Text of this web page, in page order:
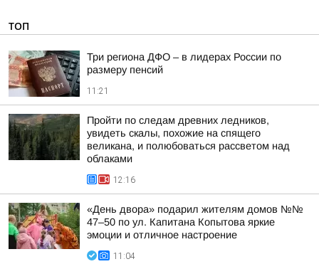
ТОП
Три региона ДФО – в лидерах России по
размеру пенсий
11:21
Пройти по следам древних ледников,
увидеть скалы, похожие на спящего
великана, и полюбоваться рассветом над
облаками
12:16
«День двора» подарил жителям домов №№
47–50 по ул. Капитана Копытова яркие
эмоции и отличное настроение
11:04